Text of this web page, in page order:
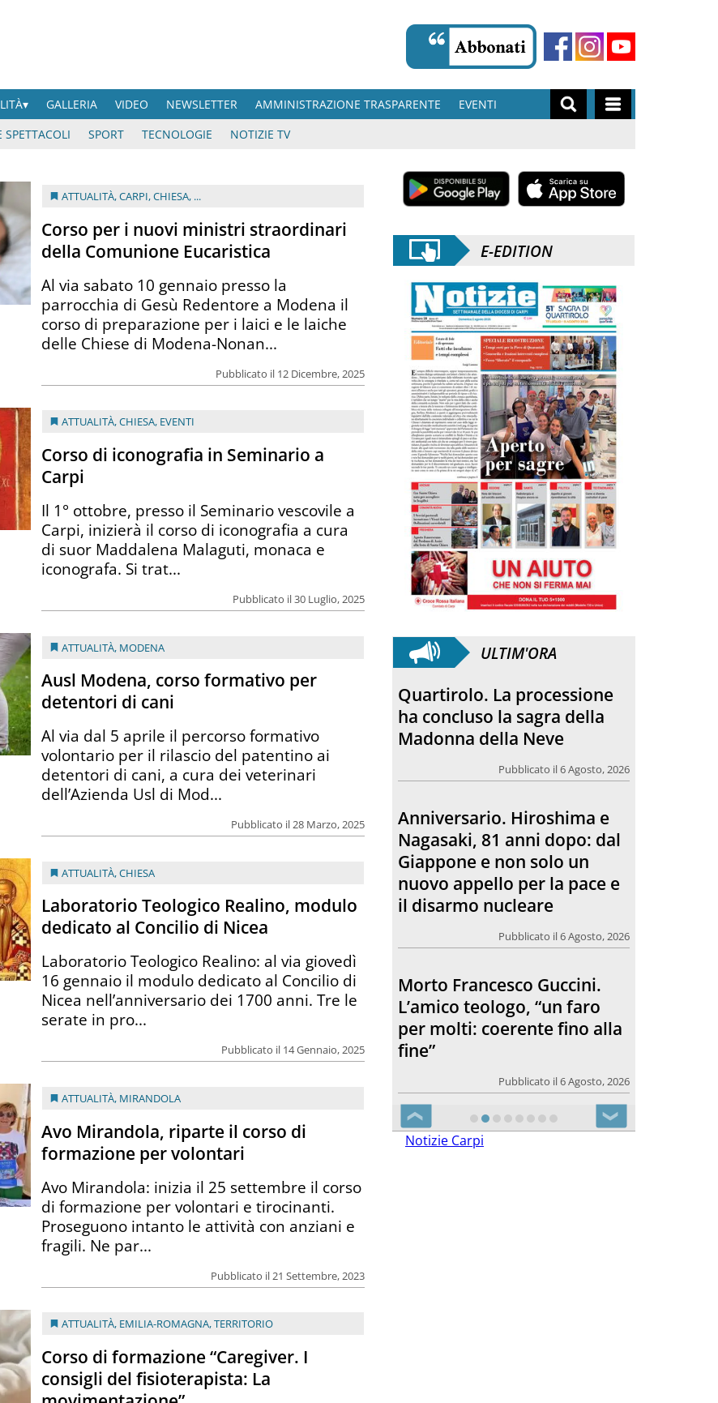
GALLERIA VIDEO NEWSLETTER AMMINISTRAZIONE TRASPARENTE
EVENTI
SPETTACOLI SPORT TECNOLOGIE NOTIZIE TV
ATTUALITÀ,CARPI,CHIESA, ...
Corso per i nuovi ministri straordinari
della Comunione Eucaristica
Pubblicato il 12 Dicembre, 2025
Al via sabato 10 gennaio presso la
parrocchia di Gesù Redentore a Modena il
corso di preparazione per i laici e le laiche
delle Chiese di Modena-Nonan...
ATTUALITÀ,CHIESA, EVENTI
Corso di iconografia in Seminario a
Carpi
Pubblicato il 30 Luglio, 2025
Il 1° ottobre, presso il Seminario vescovile a
Carpi, inizierà il corso di iconografia a cura
di suor Maddalena Malaguti, monaca e
iconografa. Si trat...
ATTUALITÀ, MODENA
Ausl Modena, corso formativo per
detentori di cani
Pubblicato il 28 Marzo, 2025
Al via dal 5 aprile il percorso formativo
volontario per il rilascio del patentino ai
detentori di cani, a cura dei veterinari
dell’Azienda Usl di Mod...
ATTUALITÀ,CHIESA
Laboratorio Teologico Realino, modulo
dedicato al Concilio di Nicea
Pubblicato il 14 Gennaio, 2025
Laboratorio Teologico Realino: al via giovedì
16 gennaio il modulo dedicato al Concilio di
Nicea nell’anniversario dei 1700 anni. Tre le
serate in pro...
ATTUALITÀ, MIRANDOLA
Avo Mirandola, riparte il corso di
formazione per volontari
Pubblicato il 21 Settembre, 2023
Avo Mirandola: inizia il 25 settembre il corso
di formazione per volontari e tirocinanti.
Proseguono intanto le attività con anziani e
fragili. Ne par...
ATTUALITÀ, EMILIA-ROMAGNA,TERRITORIO
Corso di formazione “Caregiver. I
consigli del fisioterapista: La
E-EDITION
ULTIM'ORA
Anniversario. Hiroshima e
Nagasaki, 81 anni dopo: dal
Giappone e non solo un
nuovo appello per la pace e
il disarmo nucleare
Pubblicato il 6 Agosto, 2026
Morto Francesco Guccini.
L’amico teologo, “un faro
per molti: coerente fino alla
Chiesa. Un abbraccio verso il
futuro, la grande festa del
Papa e dei giovani ad Assisi
Pubblicato il 6 Agosto, 2026
❮ ❯
Notizie Carpi